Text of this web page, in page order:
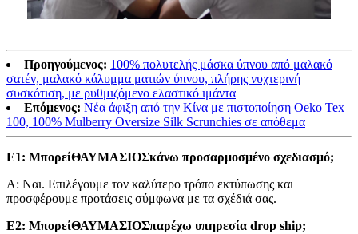
Προηγούμενος: 100% πολυτελής μάσκα ύπνου από μαλακό
σατέν, μαλακό κάλυμμα ματιών ύπνου, πλήρης νυχτερινή
συσκότιση, με ρυθμιζόμενο ελαστικό ιμάντα
Επόμενος: Νέα άφιξη από την Κίνα με πιστοποίηση Oeko Tex
100, 100% Mulberry Oversize Silk Scrunchies σε απόθεμα
Ε1: ΜπορείΘΑΥΜΑΣΙΟΣκάνω προσαρμοσμένο σχεδιασμό;
Α: Ναι. Επιλέγουμε τον καλύτερο τρόπο εκτύπωσης και
προσφέρουμε προτάσεις σύμφωνα με τα σχέδιά σας.
Ε2: ΜπορείΘΑΥΜΑΣΙΟΣπαρέχω υπηρεσία drop ship;